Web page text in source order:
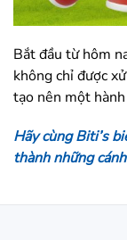
Bắt đầu từ hôm
không chỉ được
tạo nên một
Hãy cùng Biti’s
thành những